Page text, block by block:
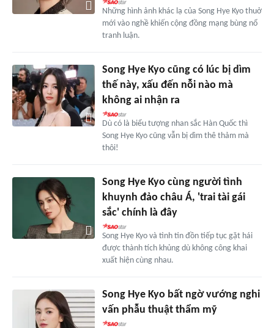
Những hình ảnh khác lạ của Song Hye Kyo thuở
mới vào nghề khiến cộng đồng mạng bùng nổ
tranh luận.
Song Hye Kyo cũng có lúc bị dìm
thế này, xấu đến nỗi nào mà
không ai nhận ra
Dù có là biểu tượng nhan sắc Hàn Quốc thì
Song Hye Kyo cũng vẫn bị dìm thê thảm mà
thôi!
Song Hye Kyo cùng người tình
khuynh đảo châu Á, 'trai tài gái
sắc' chính là đây
Song Hye Kyo và tình tin đồn tiếp tục gặt hái
được thành tích khủng dù không công khai
xuất hiện cùng nhau.
Song Hye Kyo bất ngờ vướng nghi
vấn phẫu thuật thẩm mỹ